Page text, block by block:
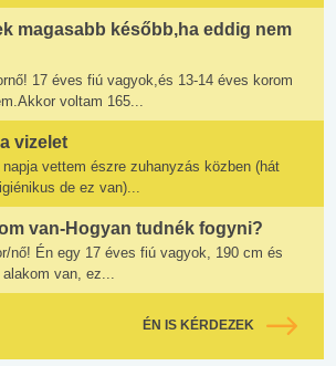
magasabb később,ha eddig nem
17 éves fiú vagyok,és 13-14 éves korom
voltam 165...
vizelet
vettem észre zuhanyzás közben (hát
de ez van)...
van-Hogyan tudnék fogyni?
nő! Én egy 17 éves fiú vagyok, 190 cm és
van, ez...
ÉN IS KÉRDEZEK